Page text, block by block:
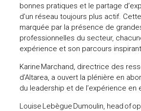
bonnes pratiques et le partage
d’un réseau toujours plus actif.
marquée par la présence de
professionnelles du secteur,
expérience et son parcours inspirant.
Karine Marchand, directrice des
d’Altarea, a ouvert la plénière en
du leadership et de l’expérience en
Louise Lebègue Dumoulin, head of